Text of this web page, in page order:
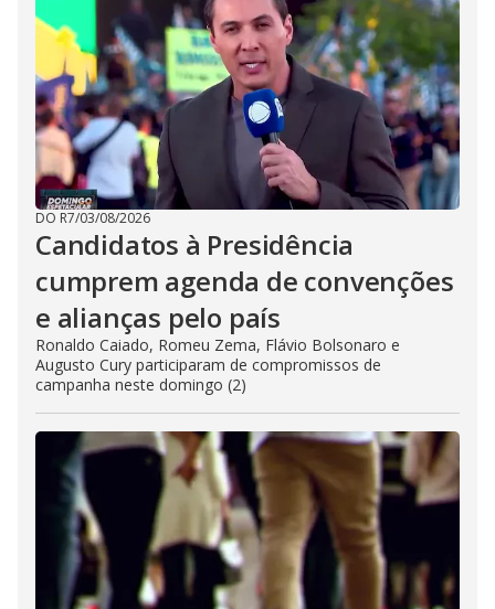
DO R7/03/08/2026
Candidatos à Presidência
cumprem agenda de convenções
e alianças pelo país
Ronaldo Caiado, Romeu Zema, Flávio Bolsonaro e
Augusto Cury participaram de compromissos de
campanha neste domingo (2)